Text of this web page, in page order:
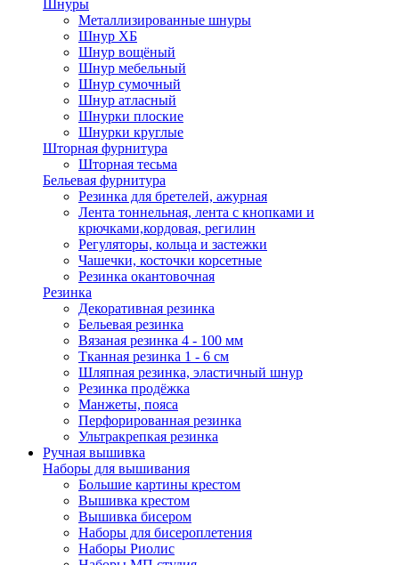
Шнуры
Металлизированные шнуры
Шнур ХБ
Шнур вощёный
Шнур мебельный
Шнур сумочный
Шнур атласный
Шнурки плоские
Шнурки круглые
Шторная фурнитура
Шторная тесьма
Бельевая фурнитура
Резинка для бретелей, ажурная
Лента тоннельная, лента с кнопками и
крючками,кордовая, регилин
Регуляторы, кольца и застежки
Чашечки, косточки корсетные
Резинка окантовочная
Резинка
Декоративная резинка
Бельевая резинка
Вязаная резинка 4 - 100 мм
Тканная резинка 1 - 6 см
Шляпная резинка, эластичный шнур
Резинка продёжка
Манжеты, пояса
Перфорированная резинка
Ультракрепкая резинка
Ручная вышивка
Наборы для вышивания
Большие картины крестом
Вышивка крестом
Вышивка бисером
Наборы для бисероплетения
Наборы Риолис